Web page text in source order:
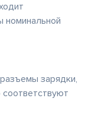
номинальной
зарядки,